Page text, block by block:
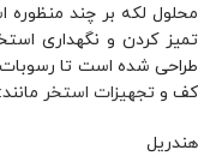
محلول لکه بر چند منظوره
تمیز کردن و نگهداری
طراحی شده است تا رسوبات
کف و تجهیزات استخر مانند:
هندریل